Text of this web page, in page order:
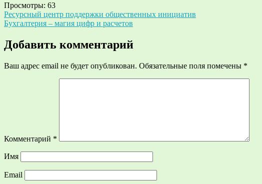
Просмотры: 63
Навигация
по
записям
Ресурсный центр поддержки общественных инициатив
Бухгалтерия – магия цифр и расчетов
Добавить комментарий
Ваш адрес email не будет опубликован. Обязательные поля помечены *
Комментарий *
Имя
Email